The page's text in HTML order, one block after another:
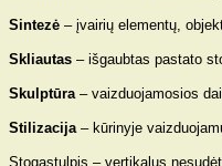
Sintezė – įvairių elementų,
Skliautas – išgaubtas pastato
Skulptūra – vaizduojamosios
Stilizacija – kūrinyje
Stogastulpis – vertikalus